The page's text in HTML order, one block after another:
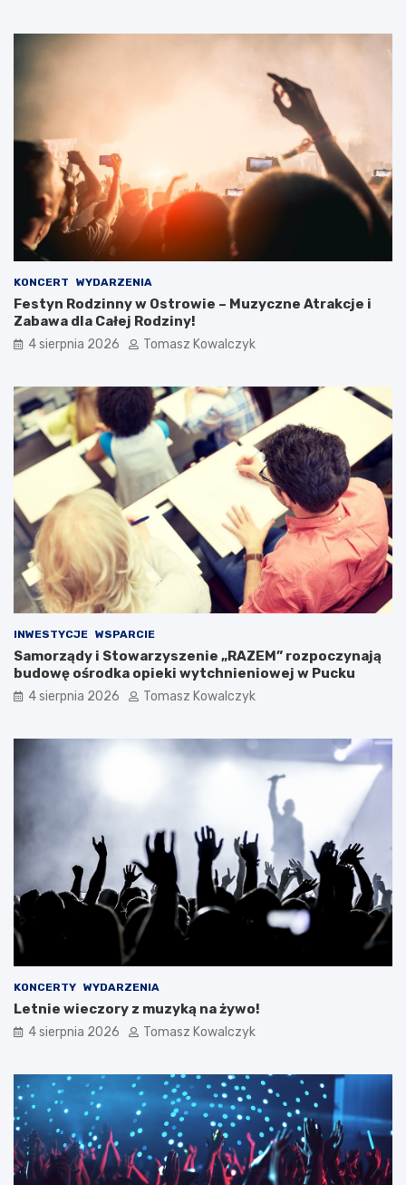
KONCERT WYDARZENIA
Festyn Rodzinny w Ostrowie – Muzyczne Atrakcje i
Zabawa dla Całej Rodziny!
4 sierpnia 2026 Tomasz Kowalczyk
INWESTYCJE WSPARCIE
Samorządy i Stowarzyszenie „RAZEM” rozpoczynają
budowę ośrodka opieki wytchnieniowej w Pucku
4 sierpnia 2026 Tomasz Kowalczyk
KONCERTY WYDARZENIA
Letnie wieczory z muzyką na żywo!
4 sierpnia 2026 Tomasz Kowalczyk